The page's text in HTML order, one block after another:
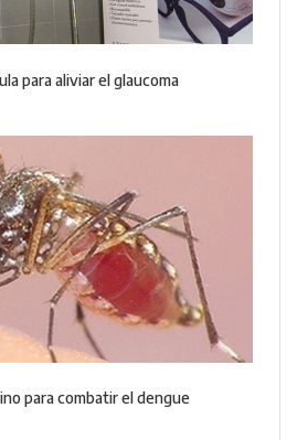
para aliviar el glaucoma
para combatir el dengue